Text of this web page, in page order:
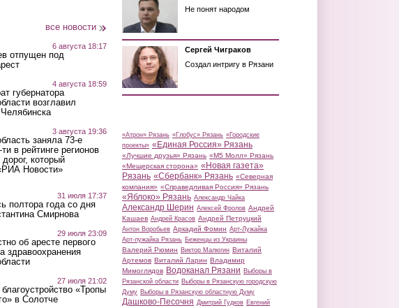
все новости
6 августа 18:17
отпущен под
4 августа 18:59
губернатора
возглавил
3 августа 19:36
заняла 73-е
в рейтинге регионов
который
Новости»
31 июля 17:37
полтора года со дня
Смирнова
29 июля 23:09
об аресте первого
здравоохранения
27 июля 21:02
«Тропы
в Солотче
Не понят народом
Сергей Чиграков
Создал интригу в Рязани
«Атрон» Рязань «Глобус» Рязань «Городские
проекты» «Единая Россия» Рязань
«Лучшие друзья» Рязань «М5 Молл» Рязань
«Мещерская сторона» «Новая газета»
Рязань «Сбербанк» Рязань «Северная
компания» «Справедливая Россия» Рязань
«Яблоко» Рязань Александр Чайка
Александр Шерин Алексей Фролов Андрей
Кашаев Андрей Красов Андрей Петруцкий
Антон Воробьев Аркадий Фомин Арт-Лужайка
Арт-лужайка Рязань Беженцы из Украины
Валерий Рюмин Виктор Малюгин Виталий
Артемов Виталий Ларин Владимир
Мимоглядов Водоканал Рязани Выборы в
Рязанской области Выборы в Рязанскую городскую
Думу Выборы в Рязанскую областную Думу
Дашково-Песочня Дмитрий Гудков Евгений